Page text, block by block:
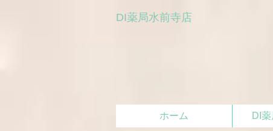
DI薬局水前寺店
ホーム DI